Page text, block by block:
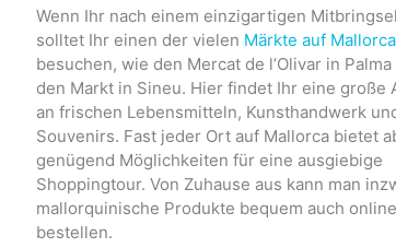
Wenn Ihr nach einem einzigartigen
solltet Ihr einen der vielen Märkte auf Mallorca
besuchen, wie den Mercat de l’Olivar in
den Markt in Sineu. Hier findet Ihr eine große
an frischen Lebensmitteln, Kunsthandwerk
Souvenirs. Fast jeder Ort auf Mallorca bietet
genügend Möglichkeiten für eine ausgiebige
Shoppingtour. Von Zuhause aus kann man
mallorquinische Produkte bequem auch online
bestellen.